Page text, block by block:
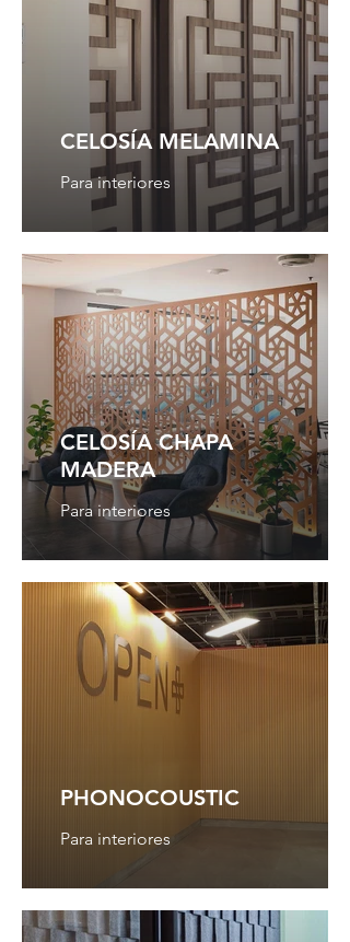
CELOSÍA MELAMINA
Para interiores
CELOSÍA CHAPA
MADERA
Para interiores
PHONOCOUSTIC
Para interiores